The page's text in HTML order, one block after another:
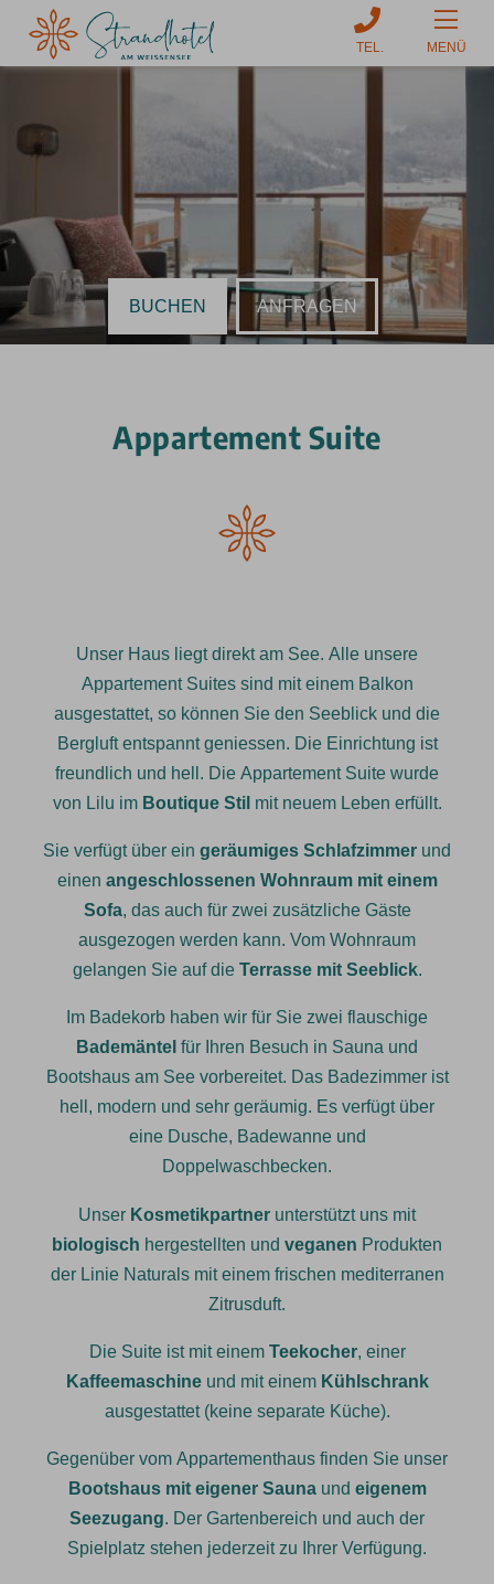
MENÜ
BUCHEN ANFRAGEN
Appartement Suite
Unser Haus liegt direkt am See. Alle unsere
Appartement Suites sind mit einem Balkon
ausgestattet, so können Sie den Seeblick und die
Bergluft entspannt geniessen. Die Einrichtung ist
freundlich und hell. Die Appartement Suite wurde
von Lilu im Boutique Stilmit neuem Leben erfüllt.
Sie verfügt über ein geräumiges Schlafzimmer und
einen angeschlossenen Wohnraum mit einem
Sofa, das auch für zwei zusätzliche Gäste
ausgezogen werden kann. Vom Wohnraum
gelangen Sie auf die Terrasse mit Seeblick.
Im Badekorb haben wir für Sie zwei flauschige
Bademäntel für Ihren Besuch in Sauna und
Bootshaus am See vorbereitet. Das Badezimmer ist
hell, modern und sehr geräumig. Es verfügt über
eine Dusche, Badewanne und
Doppelwaschbecken.
Unser Kosmetikpartner unterstützt uns mit
biologisch hergestellten und veganen Produkten
der Linie Naturals mit einem frischen mediterranen
Zitrusduft.
Die Suite ist mit einem Teekocher, einer
Kaffeemaschineund mit einem Kühlschrank
ausgestattet (keine separate Küche).
Gegenüber vom Appartementhaus finden Sie unser
Bootshaus mit eigener Saunaund eigenem
Seezugang. Der Gartenbereich und auch der
Spielplatz stehen jederzeit zu Ihrer Verfügung.